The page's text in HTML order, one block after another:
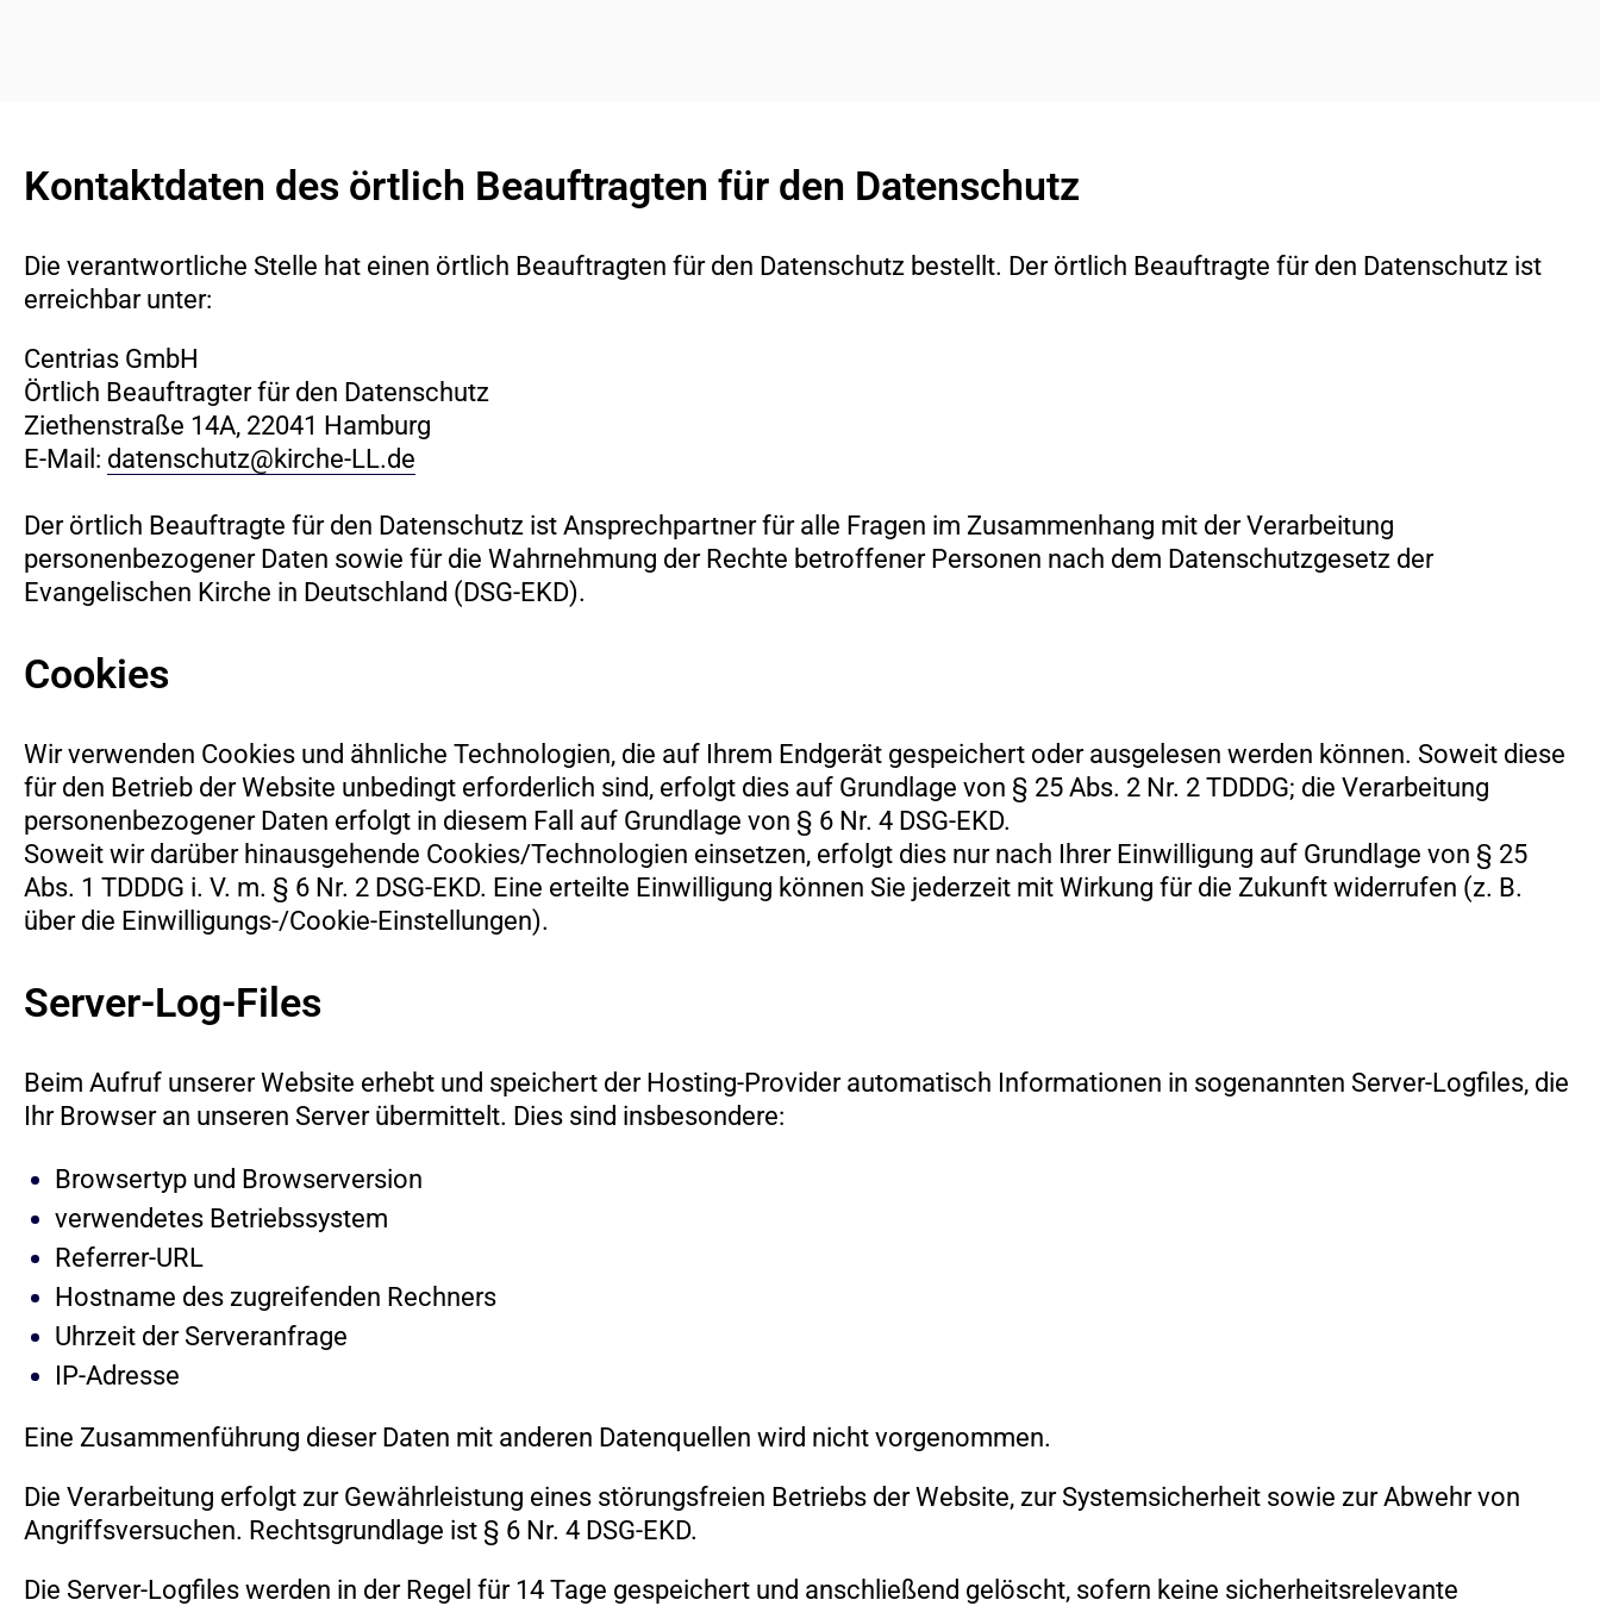
Kontaktdaten des örtlich Beauftragten für den Datenschutz
Die verantwortliche Stelle hat einen örtlich Beauftragten für den Datenschutz bestellt. Der örtlich Beauftragte für den Datenschutz ist
erreichbar unter:
Centrias GmbH
Örtlich Beauftragter für den Datenschutz
Ziethenstraße 14A, 22041 Hamburg
E-Mail: datenschutz@kirche-LL.de
Der örtlich Beauftragte für den Datenschutz ist Ansprechpartner für alle Fragen im Zusammenhang mit der Verarbeitung
personenbezogener Daten sowie für die Wahrnehmung der Rechte betroffener Personen nach dem Datenschutzgesetz der
Evangelischen Kirche in Deutschland (DSG-EKD).
Cookies
Wir verwenden Cookies und ähnliche Technologien, die auf Ihrem Endgerät gespeichert oder ausgelesen werden können. Soweit diese
für den Betrieb der Website unbedingt erforderlich sind, erfolgt dies auf Grundlage von § 25 Abs. 2 Nr. 2 TDDDG; die Verarbeitung
personenbezogener Daten erfolgt in diesem Fall auf Grundlage von § 6 Nr. 4 DSG-EKD.
Soweit wir darüber hinausgehende Cookies/Technologien einsetzen, erfolgt dies nur nach Ihrer Einwilligung auf Grundlage von § 25
Abs. 1 TDDDG i. V. m. § 6 Nr. 2 DSG-EKD. Eine erteilte Einwilligung können Sie jederzeit mit Wirkung für die Zukunft widerrufen (z. B.
über die Einwilligungs-/Cookie-Einstellungen).
Server-Log-Files
Beim Aufruf unserer Website erhebt und speichert der Hosting-Provider automatisch Informationen in sogenannten Server-Logfiles, die
Ihr Browser an unseren Server übermittelt. Dies sind insbesondere:
Browsertyp und Browserversion
verwendetes Betriebssystem
Referrer-URL
Hostname des zugreifenden Rechners
Uhrzeit der Serveranfrage
IP-Adresse
Eine Zusammenführung dieser Daten mit anderen Datenquellen wird nicht vorgenommen.
Die Verarbeitung erfolgt zur Gewährleistung eines störungsfreien Betriebs der Website, zur Systemsicherheit sowie zur Abwehr von
Angriffsversuchen. Rechtsgrundlage ist § 6 Nr. 4 DSG-EKD.
Die Server-Logfiles werden in der Regel für 14 Tage gespeichert und anschließend gelöscht, sofern keine sicherheitsrelevante